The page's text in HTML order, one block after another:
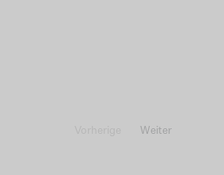
Weiter